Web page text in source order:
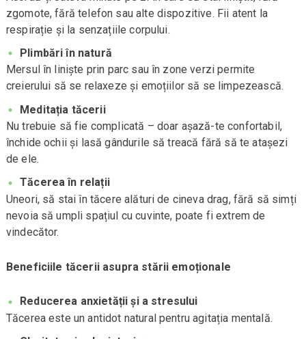
zgomote, fără telefon sau alte dispozitive. Fii atent la
respirație și la senzațiile corpului.
Plimbări în natură
Mersul în liniște prin parc sau în zone verzi permite
creierului să se relaxeze și emoțiilor să se limpezească.
Meditația tăcerii
Nu trebuie să fie complicată – doar așază-te confortabil,
închide ochii și lasă gândurile să treacă fără să te atașezi
de ele.
Tăcerea în relații
Uneori, să stai în tăcere alături de cineva drag, fără să simți
nevoia să umpli spațiul cu cuvinte, poate fi extrem de
vindecător.
Beneficiile tăcerii asupra stării emoționale
Reducerea anxietății și a stresului
Tăcerea este un antidot natural pentru agitația mentală.